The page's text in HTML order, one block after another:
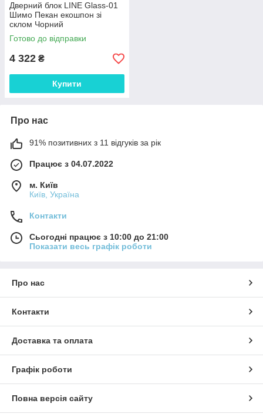
Дверний блок LINE Glass-01
Шимо Пекан екошпон зі
склом Чорний
Готово до відправки
4 322 ₴
Купити
Про нас
91% позитивних з 11 відгуків за рік
Працює з 04.07.2022
м. Київ
Київ, Україна
Контакти
Сьогодні працює з 10:00 до 21:00
Показати весь графік роботи
Про нас
Контакти
Доставка та оплата
Графік роботи
Повна версія сайту